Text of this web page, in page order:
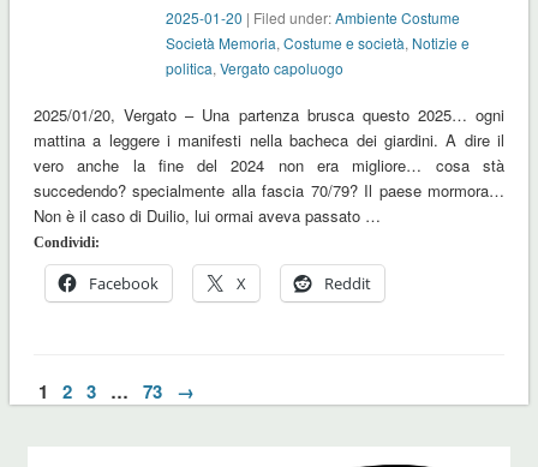
2025-01-20 | Filed under:Ambiente Costume
Società Memoria,Costume e società, Notizie e
politica,Vergato capoluogo
2025/01/20, Vergato – Una partenza brusca questo 2025… ogni
mattina a leggere i manifesti nella bacheca dei giardini. A dire il
vero anche la fine del 2024 non era migliore… cosa stà
succedendo? specialmente alla fascia 70/79? Il paese mormora…
Non è il caso di Duilio, lui ormai aveva passato …
Condividi:
Facebook X Reddit
1 2 3 … 73 →